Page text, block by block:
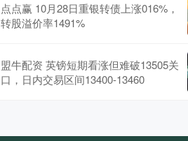
点点赢 10月28日重银转债上涨016%，
转股溢价率1491%
盟牛配资 英镑短期看涨但难破13505关
口，日内交易区间13400-13460